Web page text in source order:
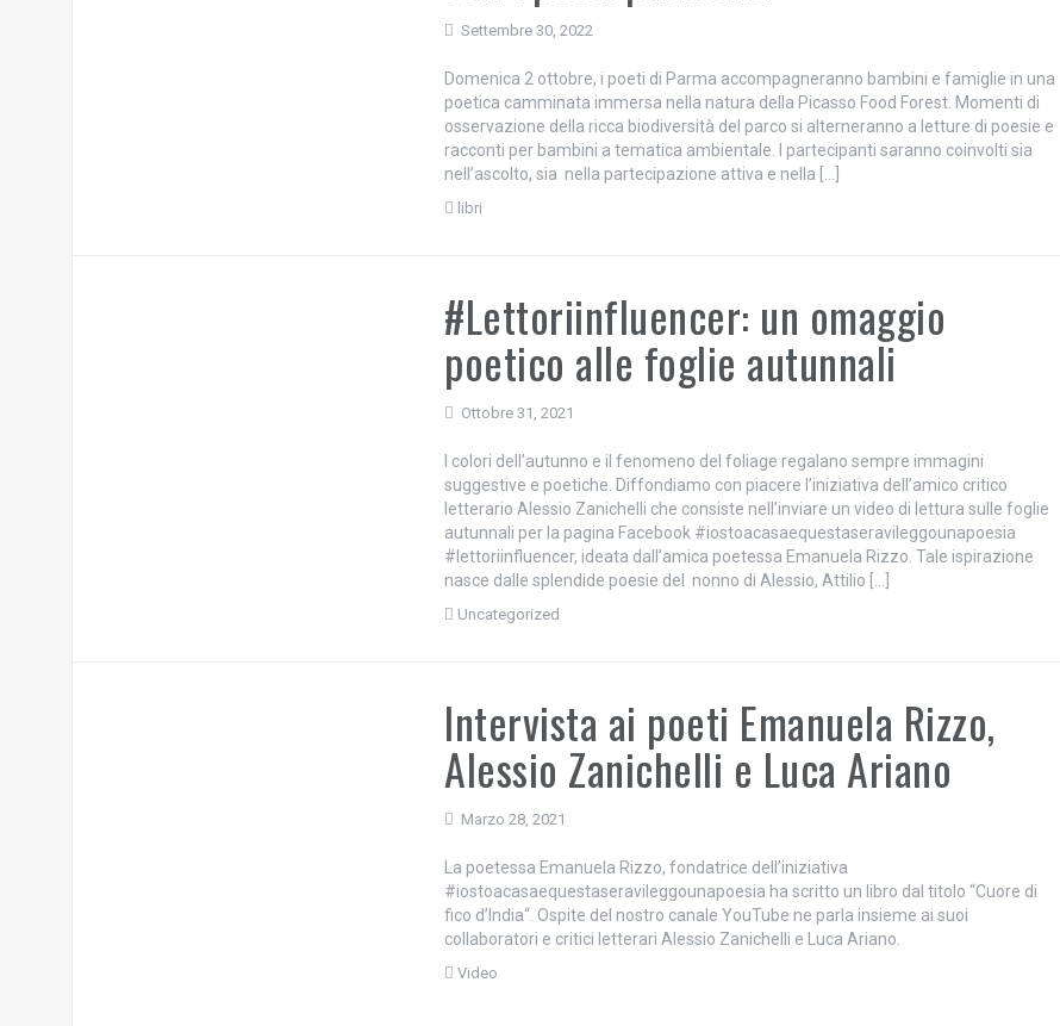
Settembre 30, 2022
Domenica 2 ottobre, i poeti di Parma accompagneranno bambini e famiglie in una
poetica camminata immersa nella natura della Picasso Food Forest. Momenti di
osservazione della ricca biodiversità del parco si alterneranno a letture di poesie e
racconti per bambini a tematica ambientale. I partecipanti saranno coinvolti sia
nell’ascolto, sia nella partecipazione attiva e nella […]
libri
#Lettoriinfluencer: un omaggio
poetico alle foglie autunnali
Ottobre 31, 2021
I colori dell’autunno e il fenomeno del foliage regalano sempre immagini
suggestive e poetiche. Diffondiamo con piacere l’iniziativa dell’amico critico
letterario Alessio Zanichelli che consiste nell’inviare un video di lettura sulle foglie
autunnali per la pagina Facebook #iostoacasaequestaseravileggounapoesia
#lettoriinfluencer, ideata dall’amica poetessa Emanuela Rizzo. Tale ispirazione
nasce dalle splendide poesie del nonno di Alessio, Attilio […]
Uncategorized
Intervista ai poeti Emanuela Rizzo,
Alessio Zanichelli e Luca Ariano
Marzo 28, 2021
La poetessa Emanuela Rizzo, fondatrice dell’iniziativa
#iostoacasaequestaseravileggounapoesia ha scritto un libro dal titolo “Cuore di
fico d’India“. Ospite del nostro canale YouTube ne parla insieme ai suoi
collaboratori e critici letterari Alessio Zanichelli e Luca Ariano.
Video